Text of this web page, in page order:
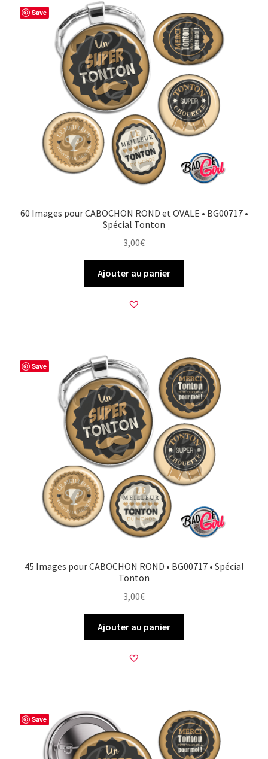
Save
60 Images pour CABOCHON ROND et OVALE • BG00717 •
Spécial Tonton
3,00€
Ajouter au panier
Save
45 Images pour CABOCHON ROND • BG00717 • Spécial
Tonton
3,00€
Ajouter au panier
Save